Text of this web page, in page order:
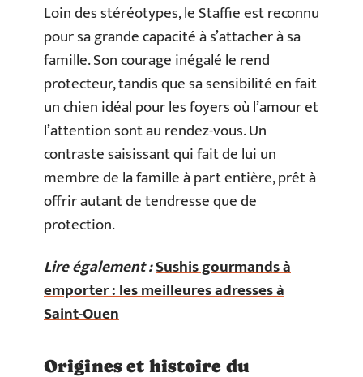
Loin des stéréotypes, le Staffie est reconnu
pour sa grande capacité à s’attacher à sa
famille. Son courage inégalé le rend
protecteur, tandis que sa sensibilité en fait
un chien idéal pour les foyers où l’amour et
l’attention sont au rendez-vous. Un
contraste saisissant qui fait de lui un
membre de la famille à part entière, prêt à
offrir autant de tendresse que de
protection.
Lire également :Sushis gourmands à
emporter : les meilleures adresses à
Saint-Ouen
Origines et histoire du